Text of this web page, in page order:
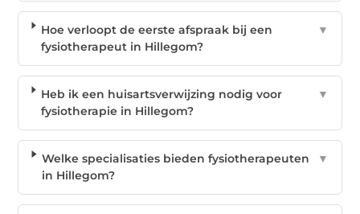
Hoe verloopt de eerste afspraak bij een
fysiotherapeut in Hillegom?
▼
Heb ik een huisartsverwijzing nodig voor
fysiotherapie in Hillegom?
▼
Welke specialisaties bieden fysiotherapeuten
in Hillegom?
▼